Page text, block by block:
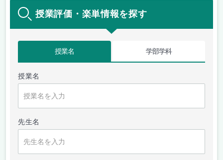
授業評価・楽単情報を探す
授業名 学部学科
授業名
先生名